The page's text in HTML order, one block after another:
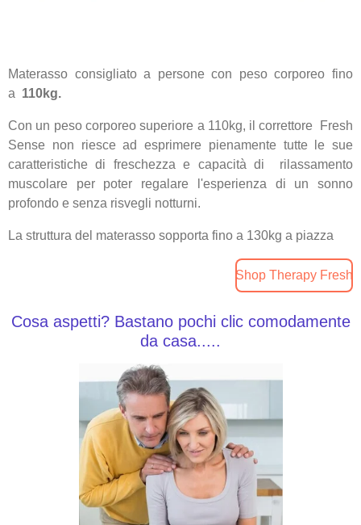
Materasso consigliato a persone con peso corporeo fino
a 110kg.
Con un peso corporeo superiore a 110kg, il correttore Fresh
Sense non riesce ad esprimere pienamente tutte le sue
caratteristiche di freschezza e capacità di rilassamento
muscolare per poter regalare l'esperienza di un sonno
profondo e senza risvegli notturni.
La struttura del materasso sopporta fino a 130kg a piazza
Shop Therapy Fresh
Cosa aspetti? Bastano pochi clic comodamente
da casa.....